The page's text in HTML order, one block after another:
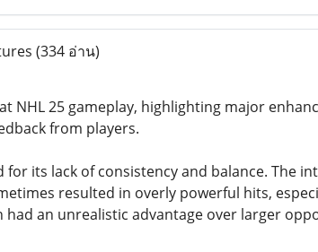
(334 อ่าน)
NHL 25 gameplay, highlighting major
from players.
for its lack of consistency and balance. The
resulted in overly powerful hits,
an unrealistic advantage over larger